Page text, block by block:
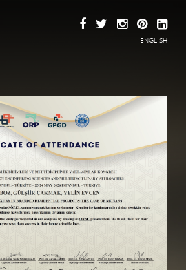
ENGLISH